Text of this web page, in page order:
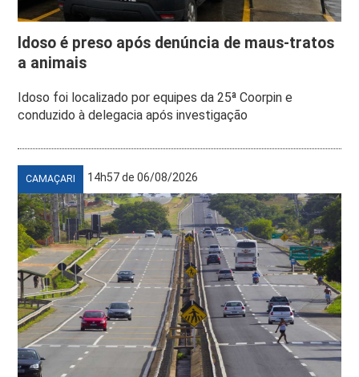
Idoso é preso após denúncia de maus-tratos
a animais
Idoso foi localizado por equipes da 25ª Coorpin e
conduzido à delegacia após investigação
CAMAÇARI 14h57 de 06/08/2026